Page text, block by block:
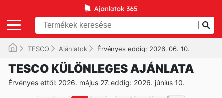
TESCO Ajánlatok Érvényes eddig: 2026. 06. 10.
TESCO KÜLÖNLEGES AJÁNLATA
Érvényes ettől: 2026. május 27. eddig: 2026. június 10.